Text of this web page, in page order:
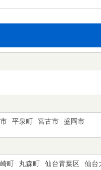
平泉町 宮古市 盛岡市
町 丸森町 仙台青葉区 仙台